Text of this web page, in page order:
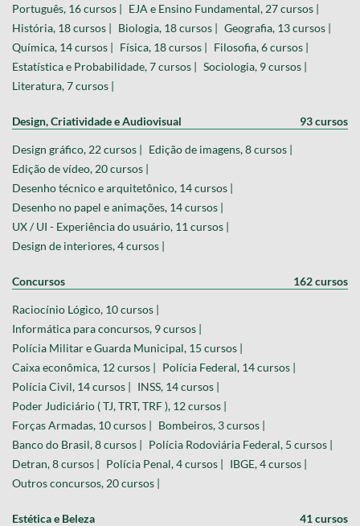
Português, 16 cursos | EJA e Ensino Fundamental, 27 cursos |
História, 18 cursos | Biologia, 18 cursos | Geografia, 13 cursos |
Química, 14 cursos | Física, 18 cursos | Filosofia, 6 cursos |
Estatística e Probabilidade, 7 cursos | Sociologia, 9 cursos |
Literatura, 7 cursos |
Design, Criatividade e Audiovisual 93 cursos
Design gráfico, 22 cursos | Edição de imagens, 8 cursos |
Edição de vídeo, 20 cursos |
Desenho técnico e arquitetônico, 14 cursos |
Desenho no papel e animações, 14 cursos |
UX / UI - Experiência do usuário, 11 cursos |
Design de interiores, 4 cursos |
Concursos 162 cursos
Raciocínio Lógico, 10 cursos |
Informática para concursos, 9 cursos |
Polícia Militar e Guarda Municipal, 15 cursos |
Caixa econômica, 12 cursos | Polícia Federal, 14 cursos |
Polícia Civil, 14 cursos | INSS, 14 cursos |
Poder Judiciário ( TJ, TRT, TRF ), 12 cursos |
Forças Armadas, 10 cursos | Bombeiros, 3 cursos |
Banco do Brasil, 8 cursos | Polícia Rodoviária Federal, 5 cursos |
Detran, 8 cursos | Polícia Penal, 4 cursos | IBGE, 4 cursos |
Outros concursos, 20 cursos |
Estética e Beleza 41 cursos